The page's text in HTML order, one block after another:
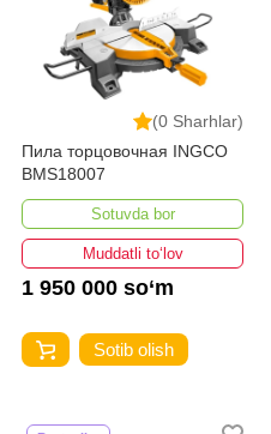
(0 Sharhlar)
Пила торцовочная INGCO
BMS18007
Sotuvda bor
Muddatli to‘lov
1 950 000 so‘m
Sotib olish